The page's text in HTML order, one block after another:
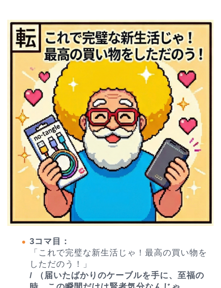
3コマ目：
「これで完璧な新生活じゃ！最高の買い物を
しただのう！」
/ （届いたばかりのケーブルを手に、至福の